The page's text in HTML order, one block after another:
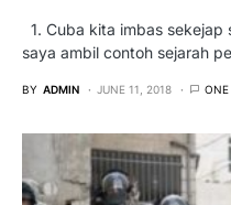
1. Cuba kita imbas sekejap
saya ambil contoh sejarah
BY ADMIN JUNE 11, 2018